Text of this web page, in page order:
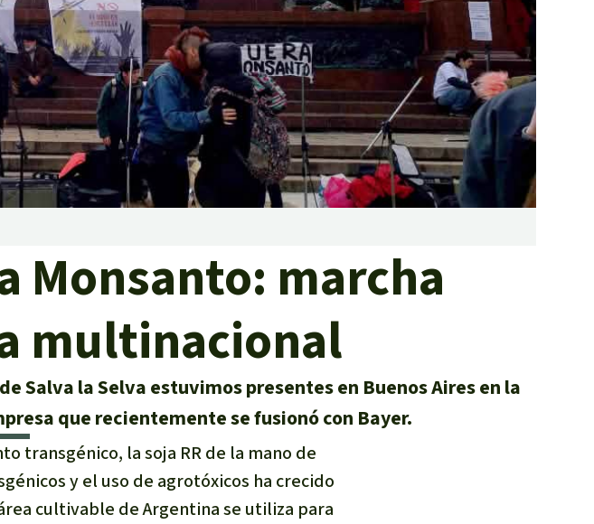
incendios forestales
Donación
Monsanto: marcha
multinacional
Salva la Selva estuvimos presentes en Buenos Aires en la
que recientemente se fusionó con Bayer.
transgénico, la soja RR de la mano de
y el uso de agrotóxicos ha crecido
cultivable de Argentina se utiliza para